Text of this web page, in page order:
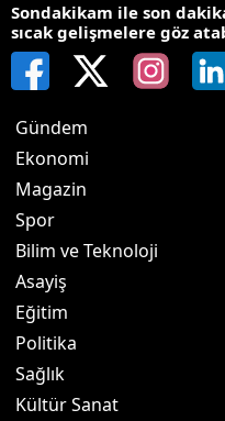
Sondakikam ile son
sıcak gelişmelere göz
Gündem
Ekonomi
Magazin
Spor
Bilim ve Teknoloji
Asayiş
Eğitim
Politika
Sağlık
Kültür Sanat